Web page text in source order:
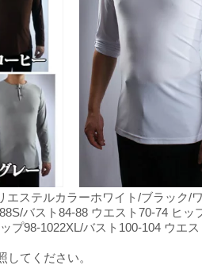
ステルカラーホワイト/ブラック/
バスト84-88 ウエスト70-74 ヒッ
プ98-1022XL/バスト100-104 ウエ
てください。